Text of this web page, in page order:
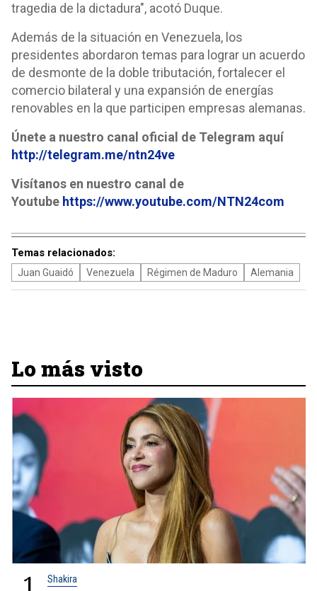
tragedia de la dictadura", acotó Duque.
Además de la situación en Venezuela, los
presidentes abordaron temas para lograr un acuerdo
de desmonte de la doble tributación, fortalecer el
comercio bilateral y una expansión de energías
renovables en la que participen empresas alemanas.
Únete a nuestro canal oficial de Telegram aquí
http://telegram.me/ntn24ve
Visítanos en nuestro canal de
Youtube https://www.youtube.com/NTN24com
Temas relacionados:
Juan Guaidó Venezuela Régimen de Maduro Alemania
Lo más visto
Shakira